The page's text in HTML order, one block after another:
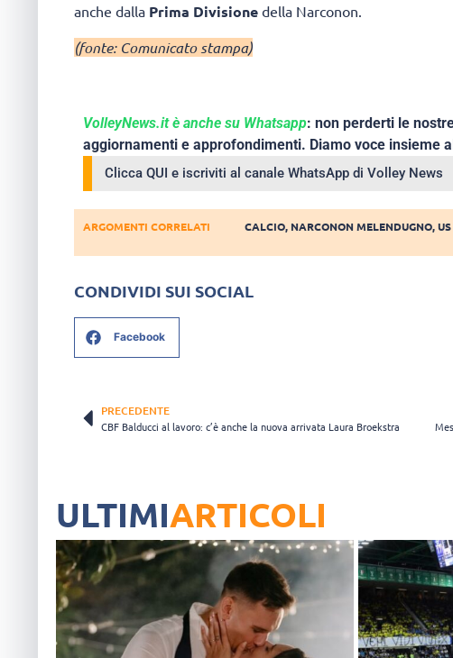
anche dalla Prima Divisione della Narconon.
(fonte: Comunicato stampa)
VolleyNews.it è anche su Whatsapp: non perderti le
aggiornamenti e approfondimenti. Diamo voce insieme
Clicca QUI e iscriviti al canale WhatsApp di Volley News
ARGOMENTI CORRELATI CALCIO, NARCONON MELENDUGNO,
CONDIVIDI SUI SOCIAL
Facebook
PRECEDENTE
CBF Balducci al lavoro: c’è anche la nuova arrivata Laura Broekstra
ULTIMIARTICOLI